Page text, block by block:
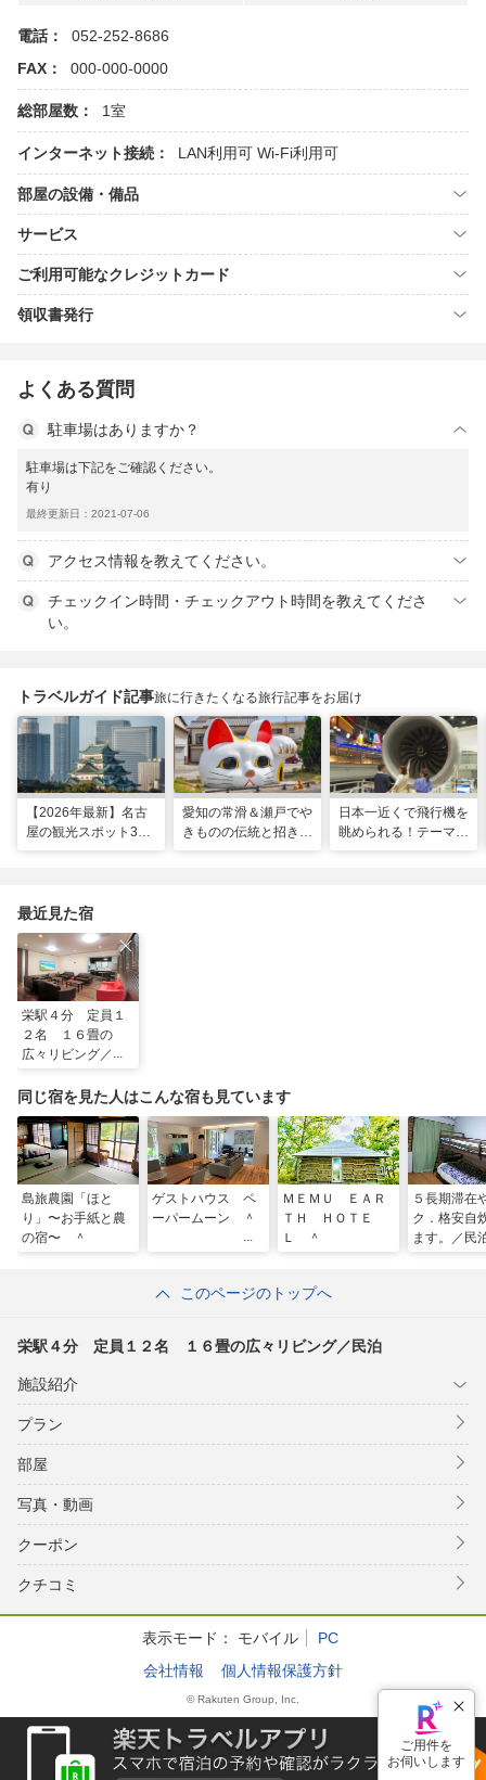
電話：
052-252-8686
FAX：
000-000-0000
総部屋数： 1室
インターネット接続： LAN利用可 Wi-Fi利用可
部屋の設備・備品
サービス
ご利用可能なクレジットカード
領収書発行
よくある質問
駐車場はありますか？
駐車場は下記をご確認ください。
有り
最終更新日：2021-07-06
アクセス情報を教えてください。
チェックイン時間・チェックアウト時間を教えてくださ
い。
トラベルガイド記事旅に行きたくなる旅行記事をお届け
【2026年最新】名古
屋の観光スポット34
愛知の常滑＆瀬戸でや
きものの伝統と招き猫
日本一近くで飛行機を
眺められる！テーマパ
最近見た宿
栄駅４分 定員１
２名 １６畳の
広々リビング／民
同じ宿を見た人はこんな宿も見ています
島旅農園「ほと
り」〜お手紙と農
の宿〜 ＾
ゲストハウス ペ
ーパームーン ＾
ＭＥＭＵ ＥＡＲ
ＴＨ ＨＯＴＥ
Ｌ ＾
５長期滞在
ク．格安自
ます。／民
このページのトップへ
栄駅４分 定員１２名 １６畳の広々リビング／民泊
施設紹介
プラン
部屋
写真・動画
クーポン
クチコミ
表示モード： モバイル
PC
会社情報
個人情報保護方針
© Rakuten Group, Inc.
ご用件を
お伺いします